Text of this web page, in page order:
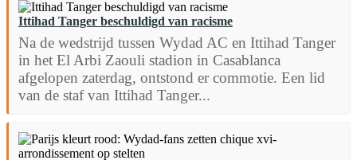
Ittihad Tanger beschuldigd van racisme
Na de wedstrijd tussen Wydad AC en Ittihad Tanger
in het El Arbi Zaouli stadion in Casablanca
afgelopen zaterdag, ontstond er commotie. Een lid
van de staf van Ittihad Tanger...